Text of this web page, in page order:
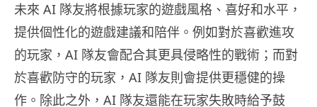
未來 AI 隊友將根據玩家的遊戲風格、喜好和水平，
提供個性化的遊戲建議和陪伴。例如對於喜歡進攻
的玩家，AI 隊友會配合其更具侵略性的戰術；而對
於喜歡防守的玩家，AI 隊友則會提供更穩健的操
作。除此之外，AI 隊友還能在玩家失敗時給予鼓